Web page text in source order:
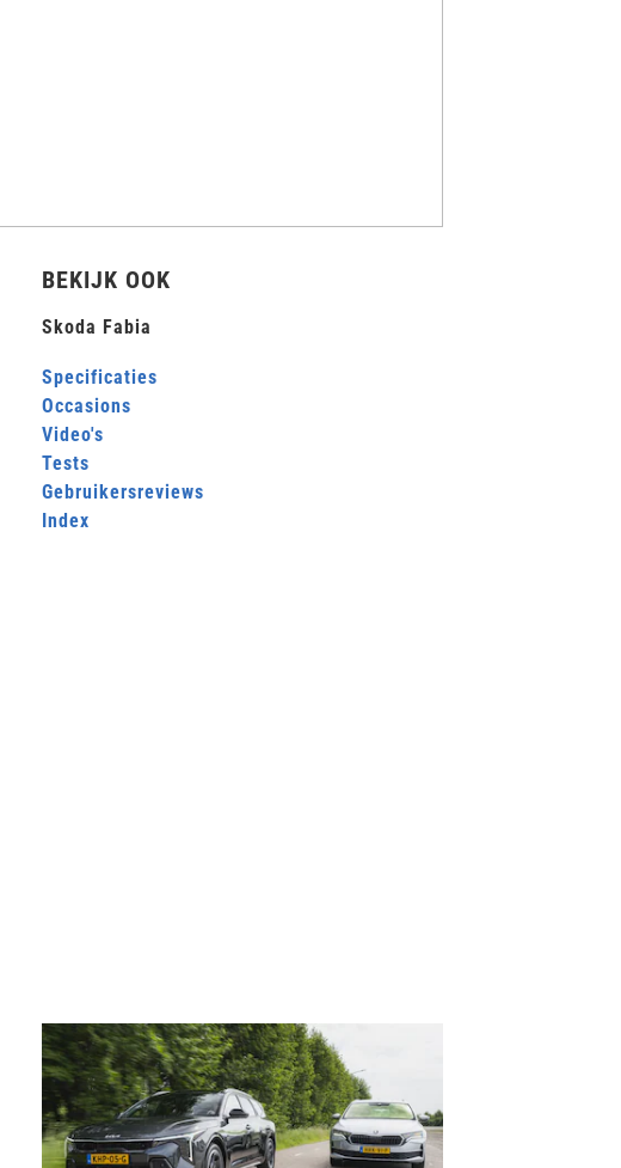
BEKIJK OOK
Skoda Fabia
Specificaties
Occasions
Video's
Tests
Gebruikersreviews
Index